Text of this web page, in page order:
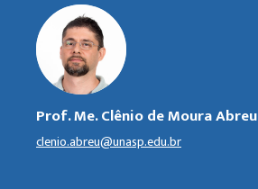
Prof. Me. Clênio de Moura Abreu
clenio.abreu@unasp.edu.br